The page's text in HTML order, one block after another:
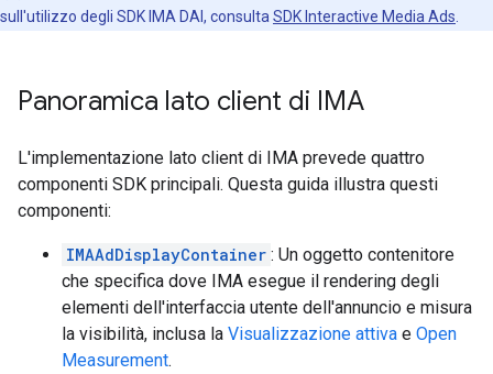
sull'utilizzo degli SDK IMA DAI, consulta SDK Interactive Media Ads
Panoramica lato client di IMA
L'implementazione lato client di IMA prevede quattro
componenti SDK principali. Questa guida illustra questi
componenti:
IMAAdDisplayContainer : Un oggetto contenitore
che specifica dove IMA esegue il rendering degli
elementi dell'interfaccia utente dell'annuncio e misura
la visibilità, inclusa la Visualizzazione attiva e Open
Measurement.